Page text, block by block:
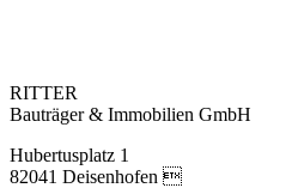
RITTER
Bauträger & Immobilien GmbH
Hubertusplatz 1
82041 Deisenhofen 